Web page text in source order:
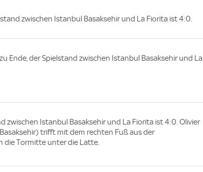
zwischen Istanbul Basaksehir und La Fiorita ist 4:0.
Ende, der Spielstand zwischen Istanbul Basaksehir und La
zwischen Istanbul Basaksehir und La Fiorita ist 4:0. Olivier
trifft mit dem rechten Fuß aus der
die Tormitte unter die Latte.